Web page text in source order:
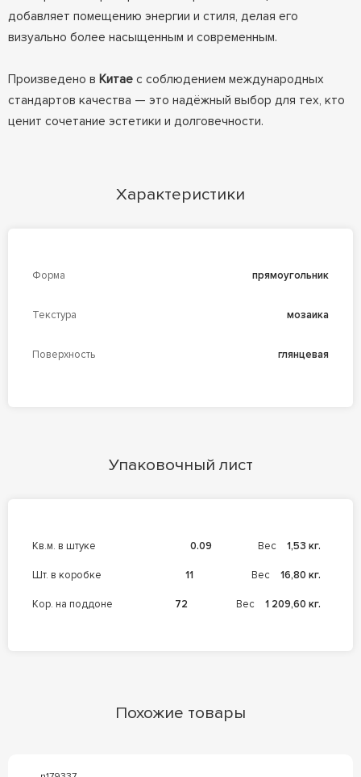
добавляет помещению энергии и стиля, делая его
визуально более насыщенным и современным.
Произведено в Китаес соблюдением международных
стандартов качества — это надёжный выбор для тех, кто
ценит сочетание эстетики и долговечности.
Характеристики
Форма прямоугольник
Текстура мозаика
Поверхность глянцевая
Упаковочный лист
кв.м. в штуке 0.09 Вес 1,53 кг.
шт. в коробке 11 Вес 16,80 кг.
кор. на поддоне 72 Вес 1 209,60 кг.
Похожие товары